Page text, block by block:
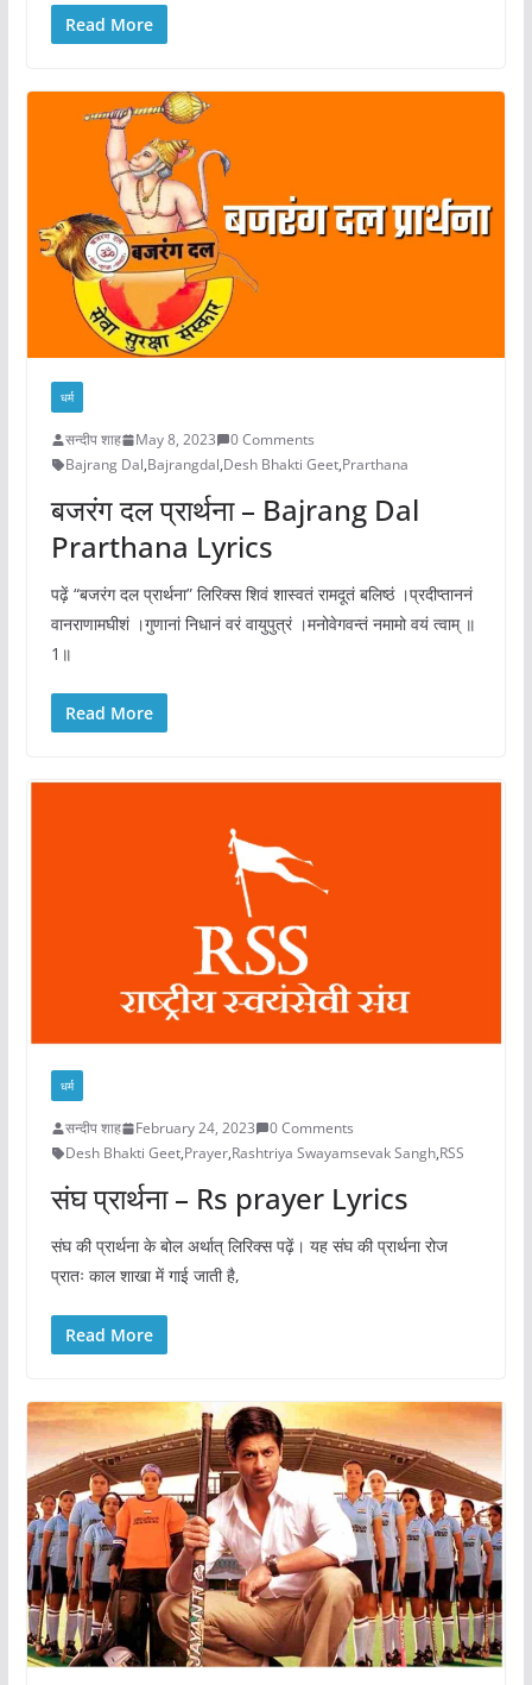
Read More
धर्म
सन्दीप शाह May 8, 2023
0 Comments
Bajrang Dal,Bajrangdal,Desh Bhakti Geet,Prarthana
बजरंग दल प्रार्थना – Bajrang Dal
Prarthana Lyrics
पढ़ें “बजरंग दल प्रार्थना” लिरिक्स शिवं शास्वतं रामदूतं बलिष्ठं ।प्रदीप्ताननं
वानराणामघीशं ।गुणानां निधानं वरं वायुपुत्रं ।मनोवेगवन्तं नमामो वयं त्वाम् ॥
1॥
Read More
धर्म
सन्दीप शाह February 24, 2023
0 Comments
Desh Bhakti Geet,Prayer,Rashtriya Swayamsevak Sangh,RSS
संघ प्रार्थना – Rs prayer Lyrics
संघ की प्रार्थना के बोल अर्थात् लिरिक्स पढ़ें। यह संघ की प्रार्थना रोज
प्रातः काल शाखा में गाई जाती है,
Read More